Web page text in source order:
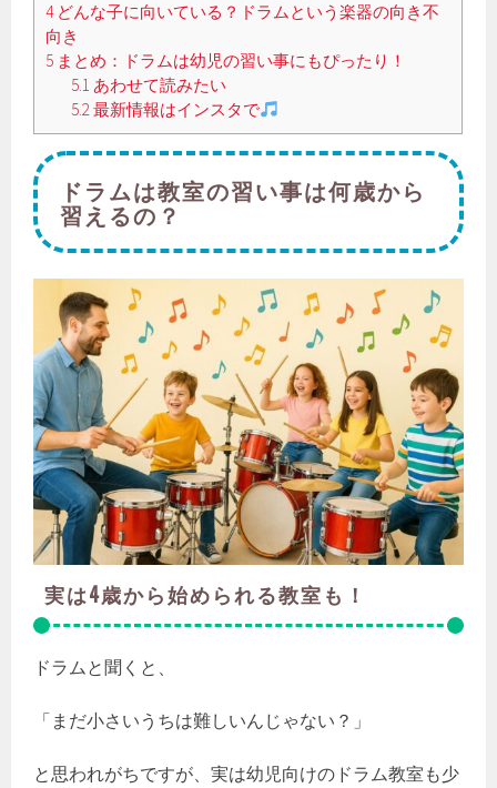
4どんな子に向いている？ドラムという楽器の向き不
向き
5 まとめ：ドラムは幼児の習い事にもぴったり！
5.1 あわせて読みたい
5.2最新情報はインスタで
ドラムは教室の習い事は何歳から
習えるの？
実は4歳から始められる教室も！
ドラムと聞くと、
「まだ小さいうちは難しいんじゃない？」
と思われがちですが、実は幼児向けのドラム教室も少